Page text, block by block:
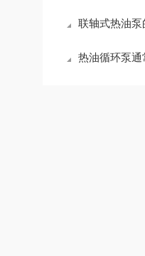
联轴式热油泵的能
热油循环泵通常是通过